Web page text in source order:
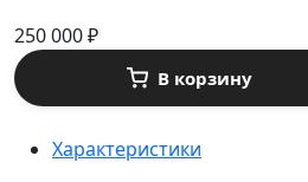
250 000₽
В корзину
Характеристики